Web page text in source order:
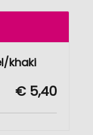
khaki
€ 5,40